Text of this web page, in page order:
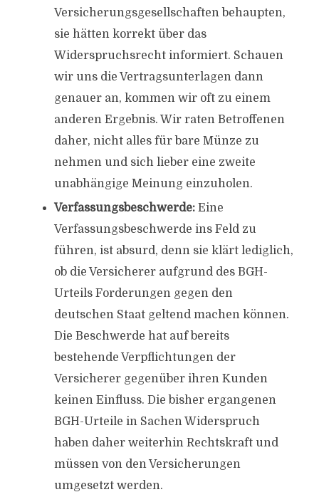
Versicherungsgesellschaften behaupten,
sie hätten korrekt über das
Widerspruchsrecht informiert. Schauen
wir uns die Vertragsunterlagen dann
genauer an, kommen wir oft zu einem
anderen Ergebnis. Wir raten Betroffenen
daher, nicht alles für bare Münze zu
nehmen und sich lieber eine zweite
unabhängige Meinung einzuholen.
Verfassungsbeschwerde: Eine
Verfassungsbeschwerde ins Feld zu
führen, ist absurd, denn sie klärt lediglich,
ob die Versicherer aufgrund des BGH-
Urteils Forderungen gegen den
deutschen Staat geltend machen können.
Die Beschwerde hat auf bereits
bestehende Verpflichtungen der
Versicherer gegenüber ihren Kunden
keinen Einfluss. Die bisher ergangenen
BGH-Urteile in Sachen Widerspruch
haben daher weiterhin Rechtskraft und
müssen von den Versicherungen
umgesetzt werden.